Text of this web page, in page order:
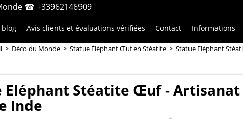
☎ +33962146909
blog Avis clients et évaluations vérifiées Contact Informations
> Déco du Monde > Statue Éléphant Œuf en Stéatite > Statue Eléphant
Eléphant Stéatite Œuf - Artisanat
Inde